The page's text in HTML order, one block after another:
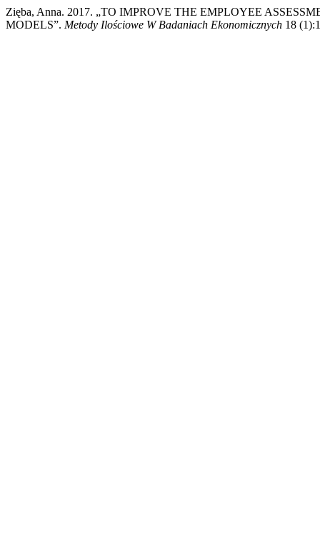
Zięba, Anna. 2017. „TO IMPROVE THE EMPLOYEE
MODELS”. Metody Ilościowe W Badaniach Ekonomicznych 18